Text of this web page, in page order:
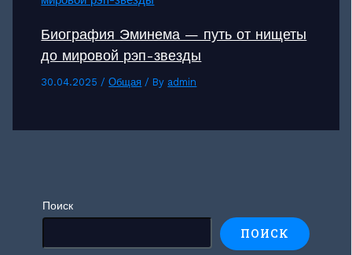
Биография Эминема — путь от нищеты
до мировой рэп-звезды
30.04.2025 /Общая / By admin
Поиск
ПОИСК